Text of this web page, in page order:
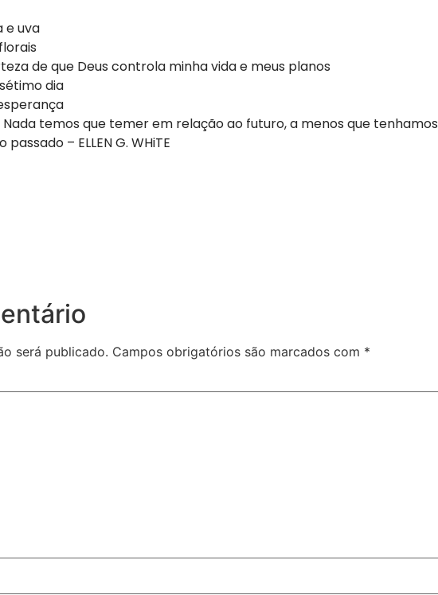
e uva
de que Deus controla minha vida e meus planos
dia
Nada temos que temer em relação ao futuro, a menos que tenhamos
– ELLEN G. WHiTE
será publicado. Campos obrigatórios são marcados com *